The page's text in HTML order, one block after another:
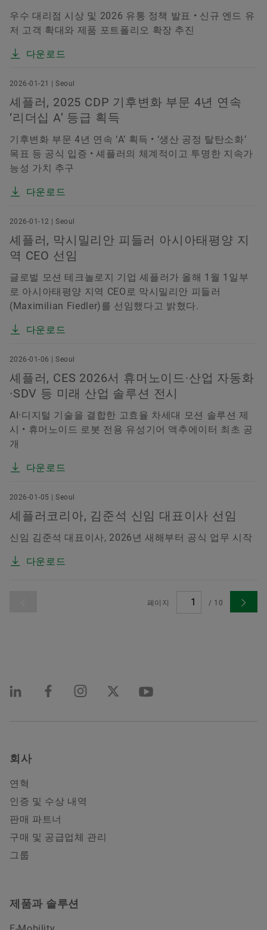
우수 대리점 시상 및 2026 유통 정책 발표 • 신규 엔드 유
저 고객 확대와 제품 포트폴리오 확장 추진
다운로드
2026-01-21 | Seoul
셰플러, 2025 CDP 기후변화 부문 4년 연속
‘리더십 A’ 등급 획득
기후변화 부문 4년 연속 ‘A’ 획득 • ‘생산 공정 탈탄소화’
목표 등 공식 입증 • 셰플러의 체계적이고 투명한 지속가
능성 가치 추구
다운로드
2026-01-12 | Seoul
셰플러, 막시밀리안 피들러 아시아태평양 지
역 CEO 선임
글로벌 모션 테크놀로지 기업 셰플러가 올해 1월 1일부
로 아시아태평양 지역 CEO로 막시밀리안 피들러
(Maximilian Fiedler)를 선임했다고 밝혔다.
다운로드
2026-01-06 | Seoul
셰플러, CES 2026서 휴머노이드·산업 자동화
·SDV 등 미래 산업 솔루션 전시
AI·디지털 기술을 결합한 고효율 차세대 모션 솔루션 제
시 • 휴머노이드 로봇 전용 유성기어 액추에이터 최초 공
개
다운로드
2026-01-05 | Seoul
셰플러코리아, 김준석 신임 대표이사 선임
신임 김준석 대표이사, 2026년 새해부터 공식 업무 시작
다운로드
페이지 / 10
회사
연혁
인증 및 수상 내역
판매 파트너
구매 및 공급업체 관리
그룹
제품과 솔루션